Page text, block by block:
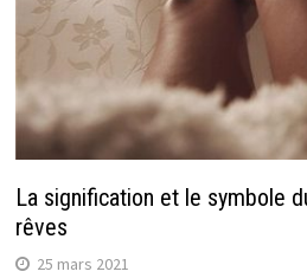
La signification et le symbole
rêves
25 mars 2021